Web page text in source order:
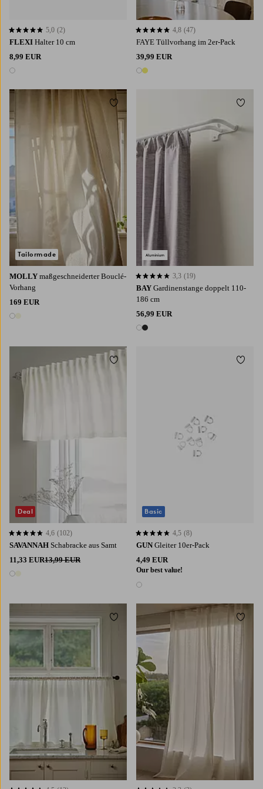
FLEXI Halter 10 cm
8,99 EUR
1 Farbe
5,0 basierend auf 2 Bewertungen
5,0 (2)
FAYE Tüllvorhang im 2er-Pack
39,99 EUR
2 Farben
4,8 basierend auf 47 Bewertungen
4,8 (47)
MOLLY maßgeschneiderter Bouclé-
Vorhang
169 EUR
2 Farben
Tailormade
Zu Favoriten hinzufügen
BAY Gardinenstange doppelt 110-
186 cm
56,99 EUR
2 Farben
3,3 basierend auf 19 Bewertungen
3,3 (19)
Zu
SAVANNAH Schabracke aus Samt
11,33 EUR13,99 EUR
2 Farben
4,6 basierend auf 102 Bewertungen
4,6 (102)
Deal
Zu Favoriten hinzufügen
GUN Gleiter 10er-Pack
4,49 EUR
Our best value!
1 Farbe
4,5 basierend auf 8 Bewertungen
4,5 (8)
Basic
Zu
Zu Favoriten hinzufügen Zu